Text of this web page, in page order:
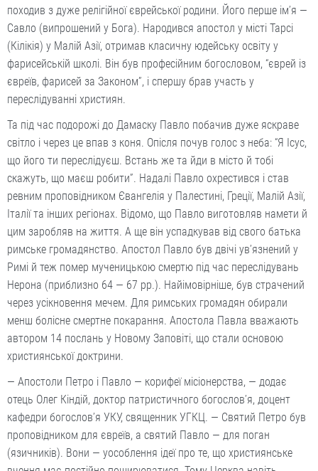
походив з дуже релігійної єврейської родини. Його перше ім’я —
Савло (випрошений у Бога). Народився апостол у місті Тарсі
(Кілікія) у Малій Азії, отримав класичну юдейську освіту у
фарисейській школі. Він був професійним богословом, “єврей із
євреїв, фарисей за Законом”, і спершу брав участь у
переслідуванні християн.
Та під час подорожі до Дамаску Павло побачив дуже яскраве
світло і через це впав з коня. Опісля почув голос з неба: “Я Ісус,
що його ти переслідуєш. Встань же та йди в місто й тобі
скажуть, що маєш робити”. Надалі Павло охрестився і став
ревним проповідником Євангелія у Палестині, Греції, Малій Азії,
Італії та інших регіонах. Відомо, що Павло виготовляв намети й
цим заробляв на життя. А ще він успадкував від свого батька
римське громадянство. Апостол Павло був двічі ув’язнений у
Римі й теж помер мученицькою смертю під час переслідувань
Нерона (приблизно 64 — 67 рр.). Найімовірніше, був страчений
через усікновення мечем. Для римських громадян обирали
менш болісне смертне покарання. Апостола Павла вважають
автором 14 послань у Новому Заповіті, що стали основою
християнської доктрини.
— Апостоли Петро і Павло — корифеї місіонерства, — додає
отець Олег Кіндій, доктор патристичного богослов’я, доцент
кафедри богослов’я УКУ, священник УГКЦ. — Святий Петро був
проповідником для євреїв, а святий Павло — для поган
(язичників). Вони — уособлення ідеї про те, що християнське